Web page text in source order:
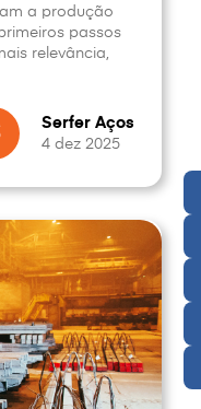
a produção
passos
relevância,
Serfer Aços
4 dez 2025